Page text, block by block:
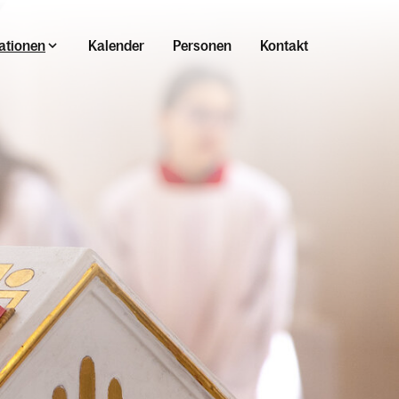
Kalender Personen Kontakt